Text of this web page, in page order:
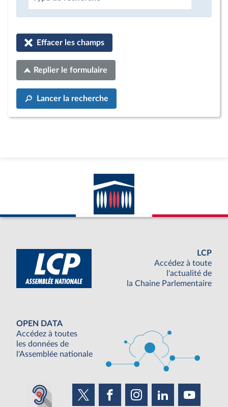
Effacer les champs
Replier le formulaire
Lancer la recherche
LCP
Accédez à toute
l'actualité de
la Chaine Parlementaire
OPEN DATA
Accédez à toutes
les données de
l'Assemblée nationale